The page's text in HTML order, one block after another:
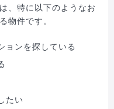
、特に以下のようなお
物件です。
ョンを探している
たい